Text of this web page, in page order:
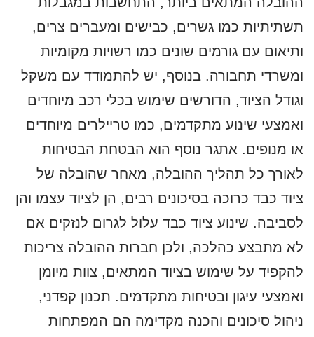
תשתיתיות כמו גשרים, כבישים ומעברים צרים,
ותיאום עם גורמים שונים כמו רשויות מקומיות
ומשרדי תחבורה. בנוסף, יש להתמודד עם משקל
וגודל הציוד, הדורשים שימוש בכלי רכב מיוחדים
ואמצעי שינוע מתקדמים, כמו טריילרים מיוחדים
או מנופים. אתגר נוסף הוא הבטחת הבטיחות
לאורך כל תהליך ההובלה, מאחר שהובלה של
ציוד כבד כרוכה בסיכונים רבים, הן לציוד עצמו והן
לסביבה. שינוע ציוד כבד עלול לגרום לנזקים אם
לא מתבצע כהלכה, ולכן חברות ההובלה צריכות
להקפיד על שימוש בציוד המתאים, צוות מיומן
ואמצעי עיגון ובטיחות מתקדמים. תכנון קפדני,
ניהול סיכונים והכנה מקדימה הם המפתחות